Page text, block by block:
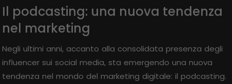
Il podcasting: una nuova tendenza
nel marketing
Negli ultimi anni, accanto alla consolidata presenza degli
influencer sui social media, sta emergendo una nuova
tendenza nel mondo del marketing digitale: il podcasting.